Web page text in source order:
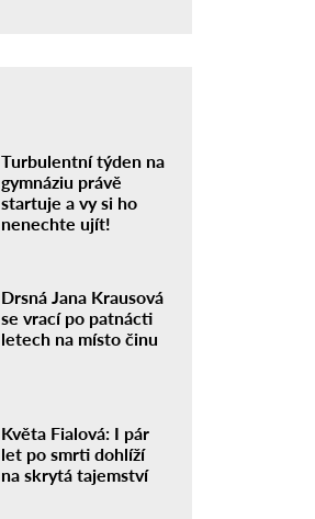
Turbulentní týden na
gymnáziu právě
startuje a vy si ho
nenechte ujít!
Drsná Jana Krausová
se vrací po patnácti
letech na místo činu
Květa Fialová: I pár
let po smrti dohlíží
na skrytá tajemství